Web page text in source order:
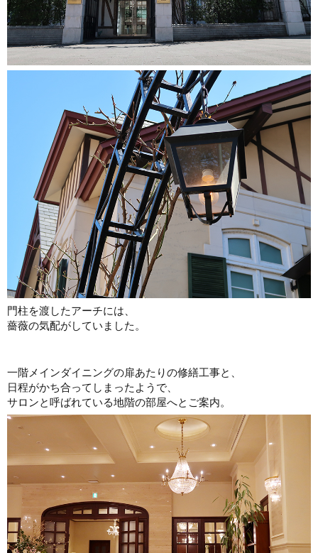
門柱を渡したアーチには、
薔薇の気配がしていました。
一階メインダイニングの扉あたりの修繕工事と、
日程がかち合ってしまったようで、
サロンと呼ばれている地階の部屋へとご案内。